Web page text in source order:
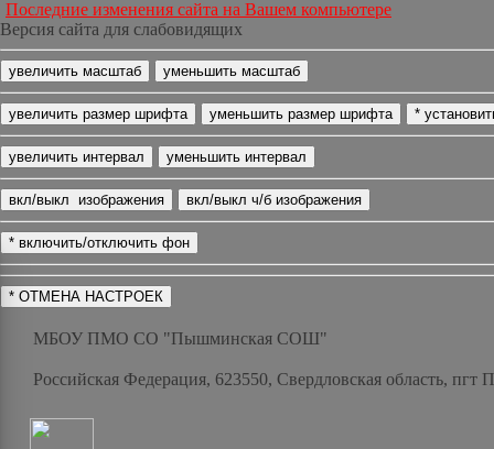
Последние изменения сайта на Вашем компьютере
Версия сайта для слабовидящих
МБОУ ПМО СО "Пышминская СОШ"
Российская Федерация, 623550, Свердловская область,